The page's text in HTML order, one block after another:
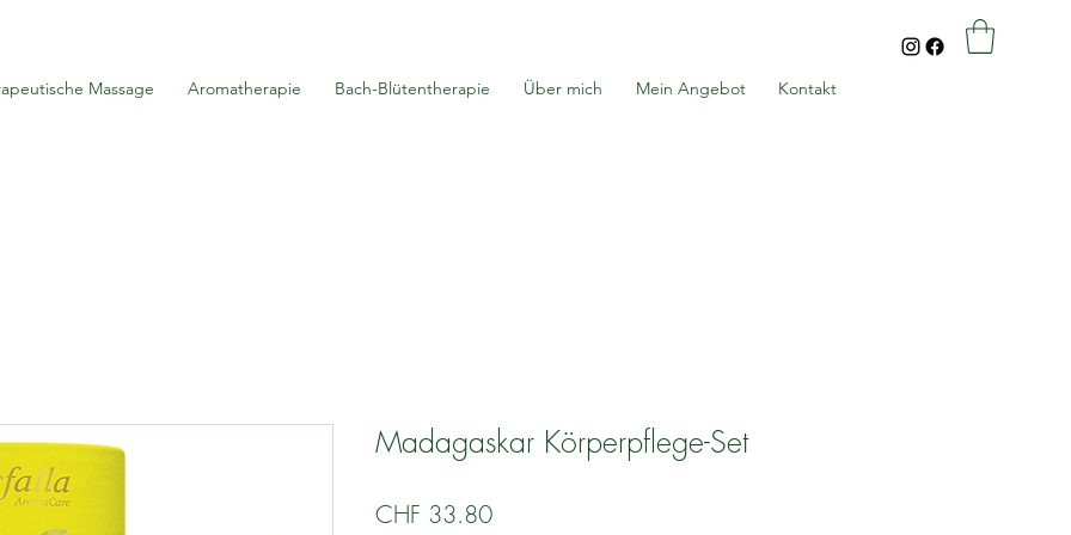
Massage Aromatherapie Bach-Blütentherapie Über mich Mein Angebot Kontakt
Madagaskar Körperpflege-Set
CHF 33.80Preis